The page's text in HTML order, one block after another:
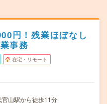
円！残業ほぼなし
事務
在宅・リモート
山駅から徒歩11分